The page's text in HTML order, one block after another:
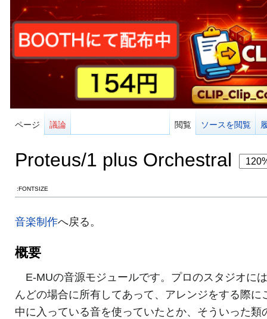
ページ 議論 閲覧 ソースを閲覧
Proteus/1 plus Orchestral
:FONTSIZE
音楽制作へ戻る。
概要
E-MUの音源モジュールです。プロのスタジオに
んどの場合に所有してあって、アレンジをする際に
中に入っている音を使っていたとか、そういった類